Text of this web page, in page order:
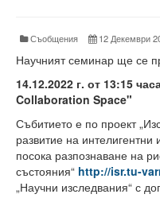
Корабостроителен
Колежи
Добруджански
Съобщения 12 Декември
Научният семинар ще се
14.12.2022 г. от 13:15
Collaboration Space"
Събитието е по проект
развитие на
посока разпознаване на
състояния“ http://isr.tu-
„Научни изследвания“ с